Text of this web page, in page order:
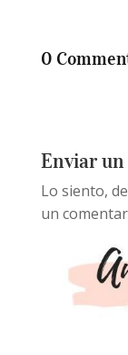
0
Enviar
Lo siento,
un